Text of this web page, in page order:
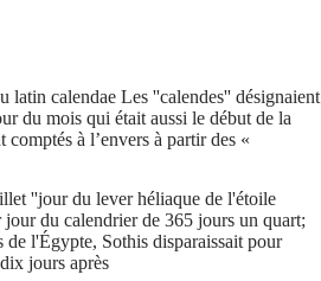
latin calendae Les ''calendes'' désignaient
du mois qui était aussi le début de la
à l’envers à partir des «
''jour du lever héliaque de l'étoile
du calendrier de 365 jours un quart;
de l'Égypte, Sothis disparaissait pour
jours après